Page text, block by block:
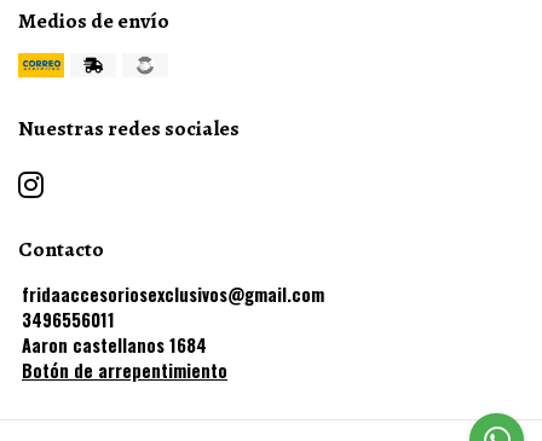
Medios de envío
Nuestras redes sociales
Contacto
fridaaccesoriosexclusivos@gmail.com
3496556011
Aaron castellanos 1684
Botón de arrepentimiento